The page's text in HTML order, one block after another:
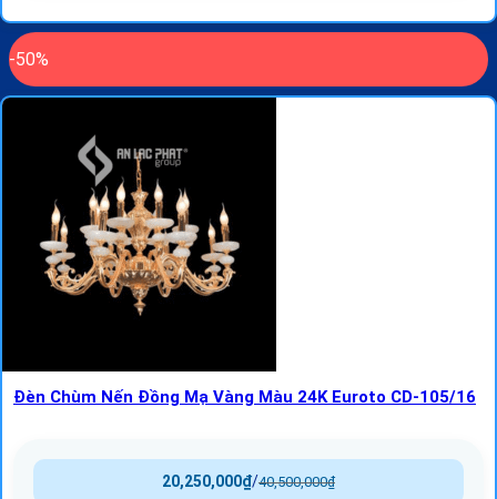
-50%
Đèn Chùm Nến Đồng Mạ Vàng Màu 24K Euroto CD-105/16
40,500,000₫
/
20,250,000₫